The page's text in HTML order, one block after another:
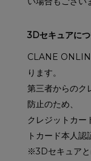
3Dセキュアに
CLANE
ります。
第三者からのク
防止のため、
クレジットカー
トカード本人認
※3Dセキュアと